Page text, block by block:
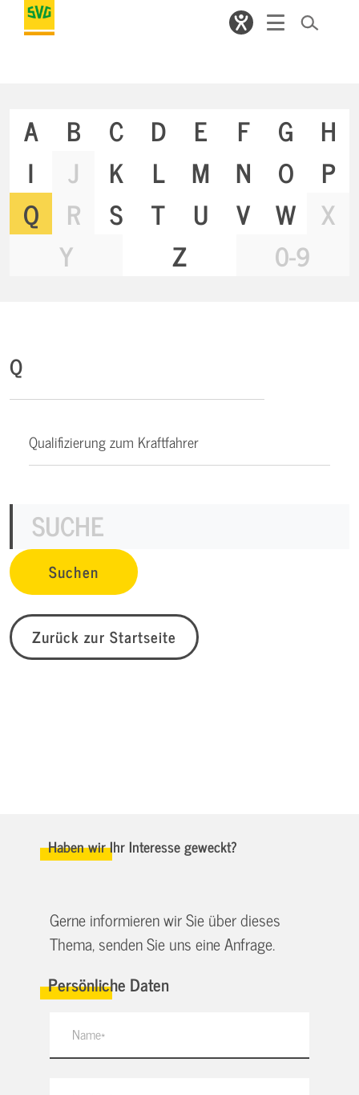
A B C D E F G
H
I
J K L M N O
P
Q
R S T U V W
X
Y
Z 0-9
Q
Qualifizierung zum Kraftfahrer
Zurück zur Startseite
Haben wir Ihr Interesse geweckt?
Gerne informieren wir Sie über dieses
Thema, senden Sie uns eine Anfrage.
Persönliche Daten